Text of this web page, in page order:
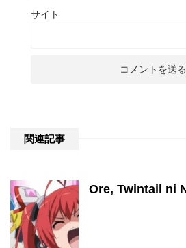
サイト
関連記事
Ore, Twintail ni